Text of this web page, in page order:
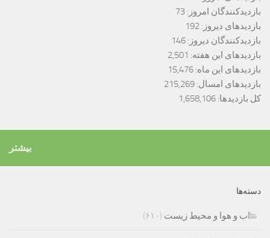
بازدیدکنندگان امروز: 73
بازدیدهای دیروز: 192
بازدیدکنندگان دیروز: 146
بازدیدهای این هفته: 2,501
بازدیدهای این ماه: 15,476
بازدیدهای امسال: 215,269
کل بازدیدها: 1,658,106
بیشتر
دسته‌ها
اب و هوا و محیط زیست (۶۱۰)